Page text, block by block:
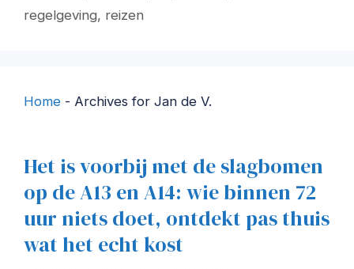
regelgeving, reizen
Home - Archives for Jan de V.
Het is voorbij met de slagbomen
op de A13 en A14: wie binnen 72
uur niets doet, ontdekt pas thuis
wat het echt kost